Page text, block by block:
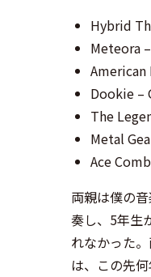
Hybrid
Meteora
American
Dookie –
The
Metal
Ace
両親は僕の
奏し、5年生
れなかった
は、この先